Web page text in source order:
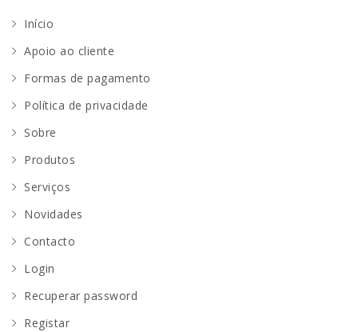
Início
Apoio ao cliente
Formas de pagamento
Política de privacidade
Sobre
Produtos
Serviços
Novidades
Contacto
Login
Recuperar password
Registar